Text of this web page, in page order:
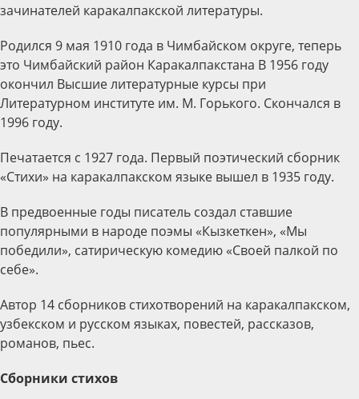
зачинателей каракалпакской литературы.
Родился 9 мая 1910 года в Чимбайском округе, теперь
это Чимбайский район Каракалпакстана В 1956 году
окончил Высшие литературные курсы при
Литературном институте им. М. Горького. Скончался в
1996 году.
Печатается с 1927 года. Первый поэтический сборник
«Стихи» на каракалпакском языке вышел в 1935 году.
В предвоенные годы писатель создал ставшие
популярными в народе поэмы «Кызкеткен», «Мы
победили», сатирическую комедию «Своей палкой по
себе».
Автор 14 сборников стихотворений на каракалпакском,
узбекском и русском языках, повестей, рассказов,
романов, пьес.
Сборники стихов